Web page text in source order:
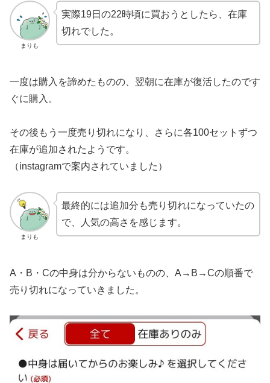
まりも
実際19日の22時頃に買おうとしたら、在庫
切れでした。
一度は購入を諦めたものの、翌朝に在庫が復活したのです
ぐに購入。
その後もう一度売り切れになり、さらに各100セットずつ
在庫が追加されたようです。
（instagramで案内されていました）
まりも
最終的には追加分も売り切れになっていたの
で、人気の高さを感じます。
A・B・Cの中身は分からないものの、A→B→Cの順番で
売り切れになっていきました。